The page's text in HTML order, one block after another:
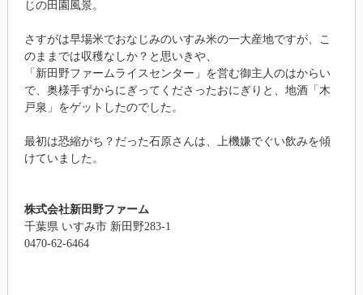
じの田園風景。
さすがは早場米でおなじみのいすみ米の一大産地ですが、こ
のままでは収穫なしか？と思いきや、
「新田野ファームライスセンター」を営む御主人のはからい
で、奥様手ずからにぎってくださったおにぎりと、地酒「木
戸泉」をゲットしたのでした。
最初は恐縮がち？だった石原さんは、上機嫌でぐい飲みを傾
けていました。
株式会社新田野ファーム
千葉県 いすみ市 新田野283‐1
0470-62-6464